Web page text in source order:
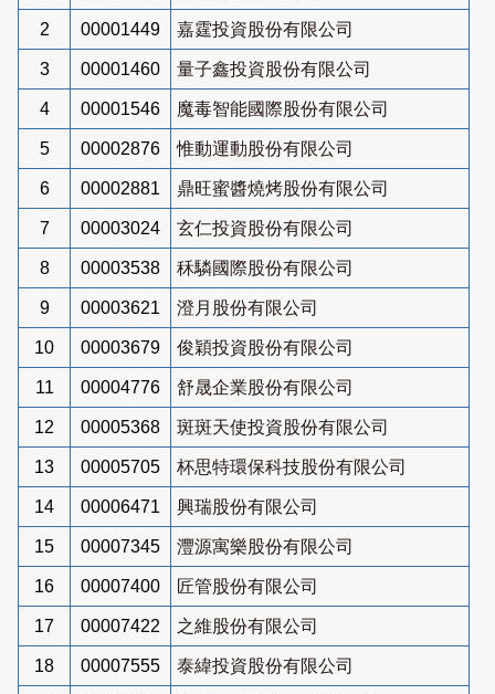
2 00001449 嘉霆投資股份有限公司
3 00001460 量子鑫投資股份有限公司
4 00001546 魔毒智能國際股份有限公司
5 00002876 惟動運動股份有限公司
6 00002881 鼎旺蜜醬燒烤股份有限公司
7 00003024 玄仁投資股份有限公司
8 00003538 秝驎國際股份有限公司
9 00003621 澄月股份有限公司
10 00003679 俊穎投資股份有限公司
11 00004776 舒晟企業股份有限公司
12 00005368 斑斑天使投資股份有限公司
13 00005705 杯思特環保科技股份有限公司
14 00006471 興瑞股份有限公司
15 00007345 灃源寓樂股份有限公司
16 00007400 匠管股份有限公司
17 00007422 之維股份有限公司
18 00007555 泰緯投資股份有限公司